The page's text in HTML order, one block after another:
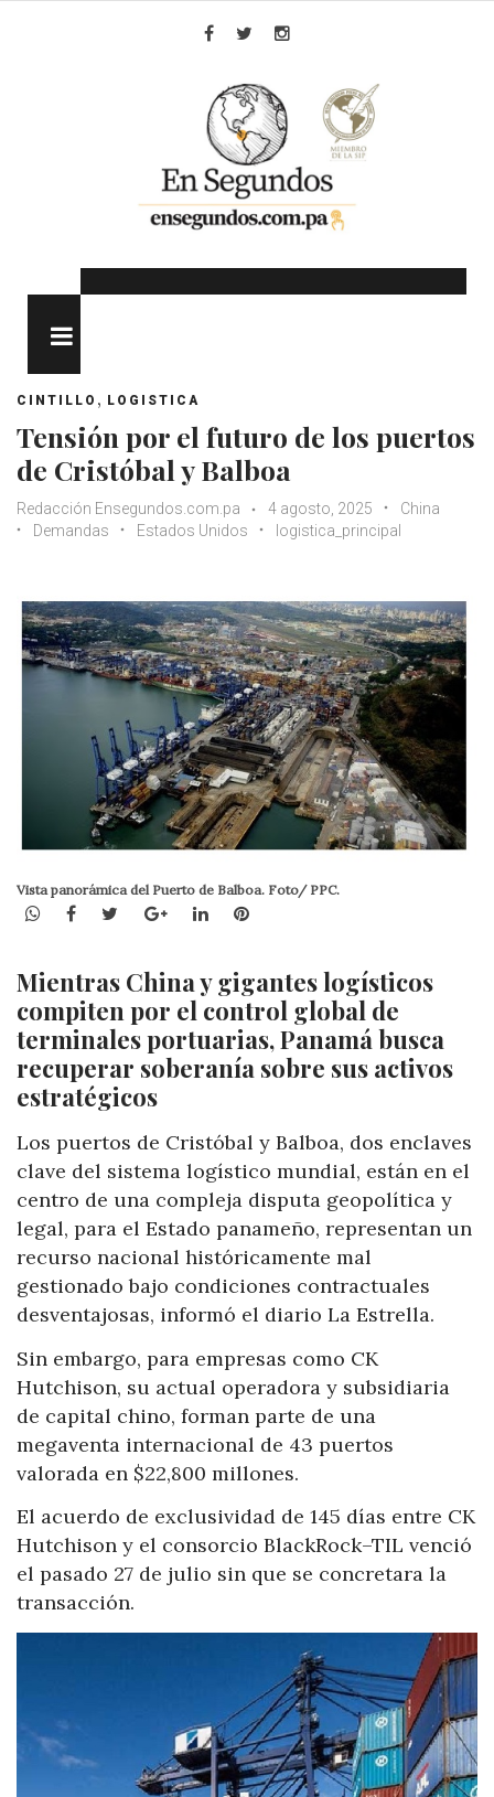
CINTILLO , LOGISTICA
Tensión por el futuro de los puertos
de Cristóbal y Balboa
Redacción Ensegundos.com.pa 4 agosto, 2025
China
Demandas
Estados Unidos logistica_principal
Vista panorámica del Puerto de Balboa. Foto/ PPC.
WhatsApp
Facebook
TwitterGoogle+LinkedInPinterest
Mientras China y gigantes logísticos
compiten por el control global de
terminales portuarias, Panamá busca
recuperar soberanía sobre sus activos
estratégicos
Los puertos de Cristóbal y Balboa, dos enclaves
clave del sistema logístico mundial, están en el
centro de una compleja disputa geopolítica y
legal, para el Estado panameño, representan un
recurso nacional históricamente mal
gestionado bajo condiciones contractuales
desventajosas, informó el diario La Estrella.
Sin embargo, para empresas como CK
Hutchison, su actual operadora y subsidiaria
de capital chino, forman parte de una
megaventa internacional de 43 puertos
valorada en $22,800 millones.
El acuerdo de exclusividad de 145 días entre CK
Hutchison y el consorcio BlackRock–TIL venció
el pasado 27 de julio sin que se concretara la
transacción.